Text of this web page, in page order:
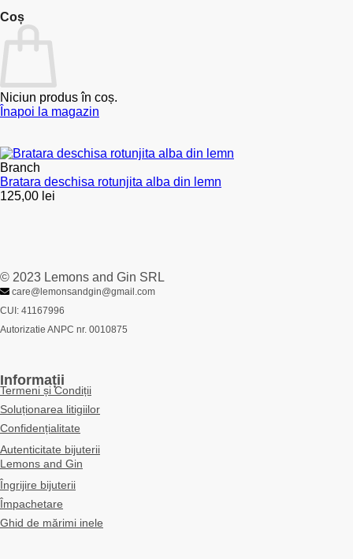
Coș
Niciun produs în coș.
Înapoi la magazin
Branch
Bratara deschisa rotunjita alba din lemn
125,00 lei
© 2023 Lemons and Gin SRL
care@lemonsandgin@gmail.com
CUI: 41167996
Autorizatie ANPC nr. 0010875
Informații
Termeni și Condiții
Soluționarea litigiilor
Confidențialitate
Autenticitate bijuterii
Lemons and Gin
Îngrijire bijuterii
Împachetare
Ghid de mărimi inele